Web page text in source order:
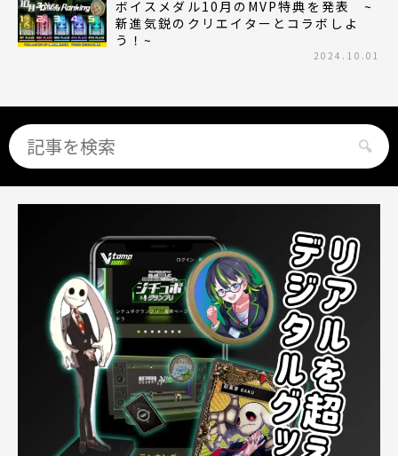
ボイスメダル10月のMVP特典を発表 ~
新進気鋭のクリエイターとコラボしよ
う！~
2024.10.01